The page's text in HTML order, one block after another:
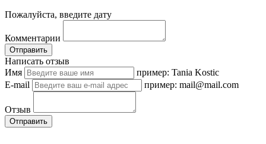
Пожалуйста, введите дату
Комментарии
Отправить
Написать отзыв
Имя
пример: Tania Kostic
E-mail
пример: mail@mail.com
Отзыв
Отправить